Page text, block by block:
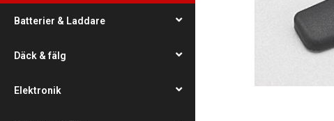
Batterier & Laddare
Däck & fälg
Elektronik